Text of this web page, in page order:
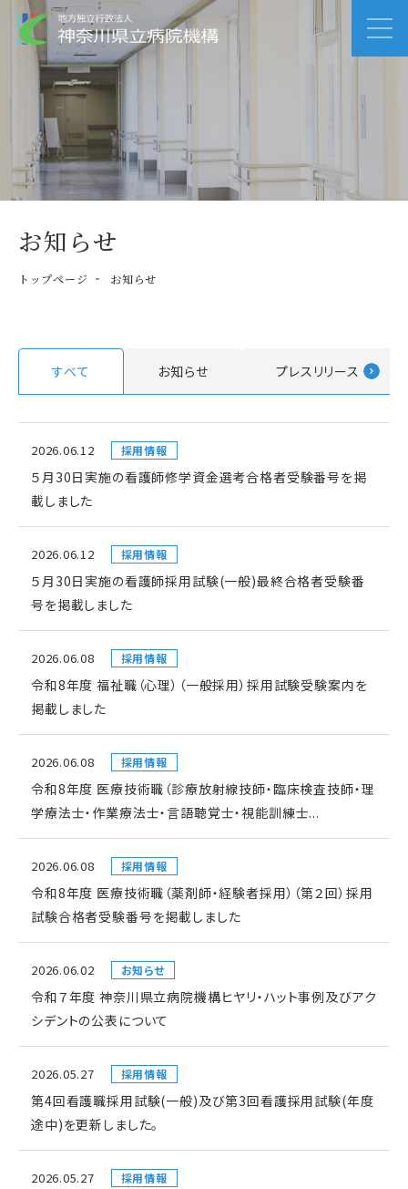
お知らせ
トップページ お知らせ
すべて お知らせ プレスリリース
2026.06.12 採用情報
５月30日実施の看護師修学資金選考合格者受験番号を掲
載しました
2026.06.12 採用情報
５月30日実施の看護師採用試験(一般)最終合格者受験番
号を掲載しました
2026.06.08 採用情報
令和8年度 福祉職（心理）（一般採用）採用試験受験案内を
掲載しました
2026.06.08 採用情報
令和8年度 医療技術職（診療放射線技師・臨床検査技師・理
学療法士・作業療法士・言語聴覚士・視能訓練士...
2026.06.08 採用情報
令和8年度 医療技術職（薬剤師・経験者採用）（第２回）採用
試験合格者受験番号を掲載しました
2026.06.02 お知らせ
令和７年度 神奈川県立病院機構ヒヤリ・ハット事例及びアク
シデントの公表について
2026.05.27 採用情報
第4回看護職採用試験(一般)及び第3回看護採用試験(年度
途中)を更新しました。
2026.05.27 採用情報